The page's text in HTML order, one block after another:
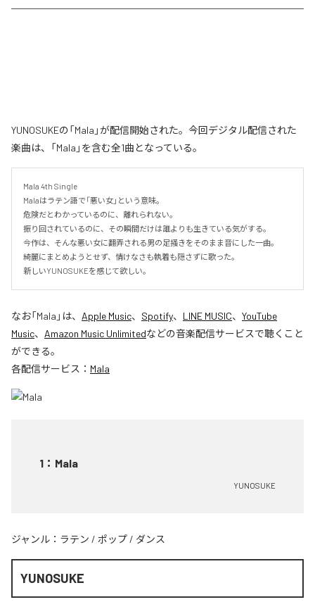
YUNOSUKEの「Mala」が配信開始された。今回デジタル配信された
楽曲は、「Mala」を含む全1曲となっている。
Mala 4th Single
Malaはラテン語で「悪い女」という意味。
危険だとわかっているのに、離れられない。
振り回されているのに、その瞬間だけは誰よりも生きている気がする。
今作は、そんな悪い女に翻弄される男の足掻きをそのまま音にした一曲。
綺麗にまとめようとせず、情けなさも執着も隠さずに歌った。
新しいYUNOSUKEを感じて欲しい。
なお「Mala 」は、 Apple Music、 Spotify、 LINE MUSIC、 YouTube
Music、 Amazon Music Unlimitedなどの音楽配信サービスで聴くこと
ができる。
各配信サービス： Mala
1 ： Mala
YUNOSUKE
ジャンル： ラテン / ポップ / ダンス
YUNOSUKE